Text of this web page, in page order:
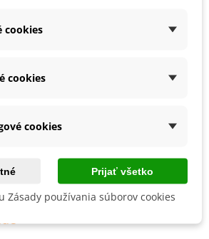
vňať Astra -
crispum - semená
1,53 €
drevená - uzatvárateľný
na pestovanie - 1
11,23 €
cookies
cookies
cookies
Prijať všetko
Zásady používania súborov cookies